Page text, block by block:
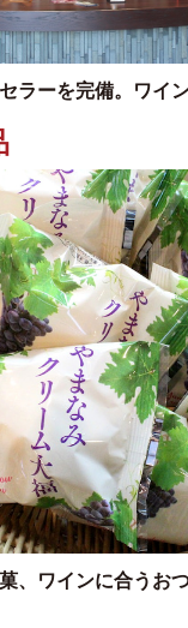
ラーを完備。ワイ
、ワインに合うお